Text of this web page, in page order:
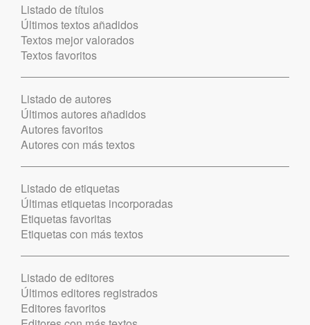
Listado de títulos
Últimos textos añadidos
Textos mejor valorados
Textos favoritos
Listado de autores
Últimos autores añadidos
Autores favoritos
Autores con más textos
Listado de etiquetas
Últimas etiquetas incorporadas
Etiquetas favoritas
Etiquetas con más textos
Listado de editores
Últimos editores registrados
Editores favoritos